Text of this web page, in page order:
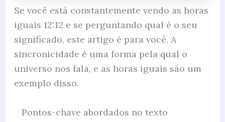
Se você está constantemente vendo as horas
iguais 12:12 e se perguntando qual é o seu
significado, este artigo é para você. A
sincronicidade é uma forma pela qual o
universo nos fala, e as horas iguais são um
exemplo disso.
Pontos-chave abordados no texto